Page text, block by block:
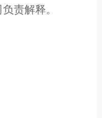
责解释。